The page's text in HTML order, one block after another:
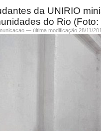
da UNIRIO
do Rio
—última modificação 28/11/